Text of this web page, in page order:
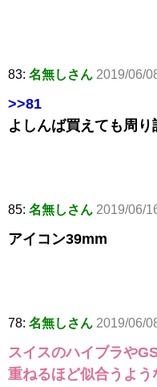
83: 名無しさん 2019/06/
>>81
よしんば買えても周り
85: 名無しさん 2019/06/
アイコン39mm
78: 名無しさん 2019/06/
スイスのハイブラや
重ねるほど似合うよ